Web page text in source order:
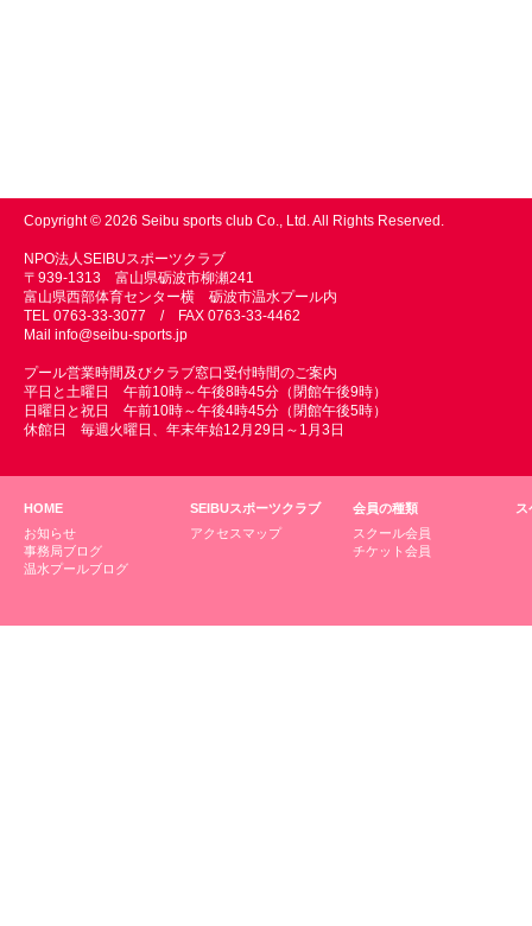
Copyright © 2026 Seibu sports club Co., Ltd. All Rights Reserved.
NPO法人SEIBUスポーツクラブ
〒939-1313 富山県砺波市柳瀬241
富山県西部体育センター横 砺波市温水プール内
TEL 0763-33-3077 / FAX 0763-33-4462
Mail info@seibu-sports.jp
プール営業時間及びクラブ窓口受付時間のご案内
平日と土曜日 午前10時～午後8時45分（閉館午後9時）
日曜日と祝日 午前10時～午後4時45分（閉館午後5時）
休館日 毎週火曜日、年末年始12月29日～1月3日
HOME
お知らせ
事務局ブログ
温水プールブログ
SEIBUスポーツクラブ
アクセスマップ
会員の種類
スクール会員
チケット会員